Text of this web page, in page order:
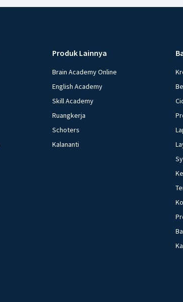
Produk Lainnya
Brain Academy Online
English Academy
Skill Academy
Ruangkerja
Schoters
Kalananti